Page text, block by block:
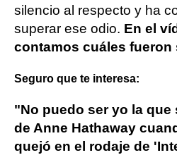
silencio al respecto y ha
superar ese odio. En el
contamos cuáles fueron
Seguro que te interesa:
"No puedo ser yo la que
de Anne Hathaway
quejó en el rodaje de